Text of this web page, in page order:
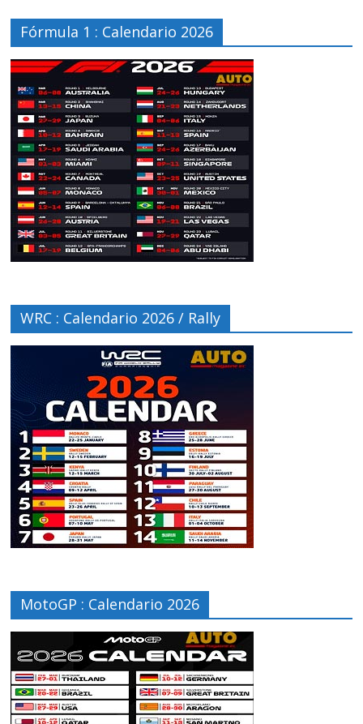
Fórmula 1 : Calendario 2026
WRC : Calendario 2026 / Rally
MotoGP : Calendario 2026